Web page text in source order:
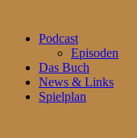
Podcast
Episoden
Das Buch
News & Links
Spielplan